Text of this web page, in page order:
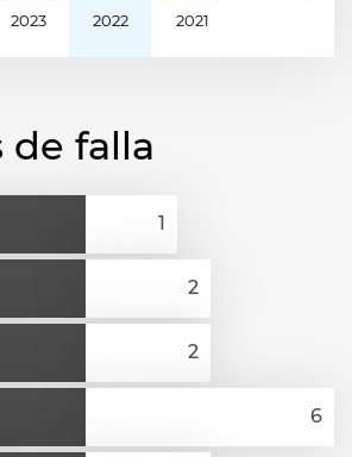
2023 2022 2021
de falla